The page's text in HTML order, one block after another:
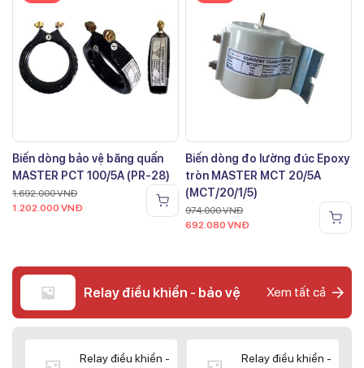
Biến dòng bảo vệ băng quấn
MASTER PCT 100/5A (PR-28)
1.692.000VNĐ
1.202.000 VNĐ
Biến dòng đo lường đúc Epoxy
tròn MASTER MCT 20/5A
(MCT/20/1/5)
974.000VNĐ
692.080 VNĐ
Relay điều khiển - bảo vệ Xem tất cả
Relay điều khiển -
Relay điều khiển -